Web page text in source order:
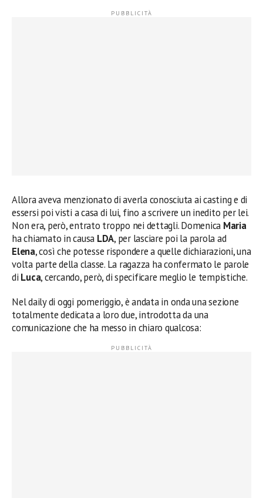
Allora aveva menzionato di averla conosciuta ai casting e di
essersi poi visti a casa di lui, fino a scrivere un inedito per lei.
Non era, però, entrato troppo nei dettagli. Domenica Maria
ha chiamato in causa LDA, per lasciare poi la parola ad
Elena, così che potesse rispondere a quelle dichiarazioni, una
volta parte della classe. La ragazza ha confermato le parole
di Luca, cercando, però, di specificare meglio le tempistiche.
Nel daily di oggi pomeriggio, è andata in onda una sezione
totalmente dedicata a loro due, introdotta da una
comunicazione che ha messo in chiaro qualcosa: